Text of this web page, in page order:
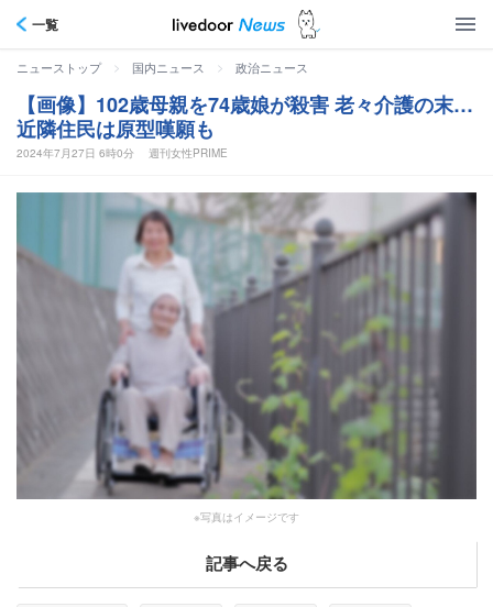
一覧
ニューストップ > 国内ニュース > 政治ニュース
【画像】102歳母親を74歳娘が殺害 老々介護の末…
近隣住民は原型嘆願も
2024年7月27日 6時0分 週刊女性PRIME
※写真はイメージです
記事へ戻る